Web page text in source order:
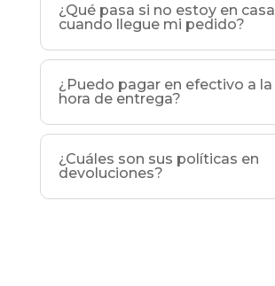
¿Qué pasa si no estoy en casa
cuando llegue mi pedido?
¿Puedo pagar en efectivo a la
hora de entrega?
¿Cuáles son sus políticas en
devoluciones?